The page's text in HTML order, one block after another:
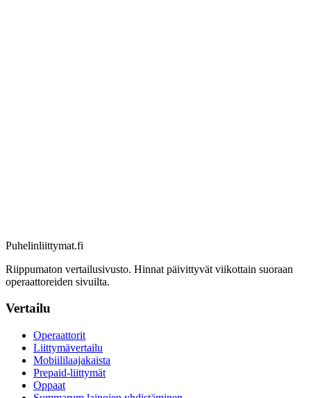
Puhelinliittymat.fi
Riippumaton vertailusivusto. Hinnat päivittyvät viikottain suoraan
operaattoreiden sivuilta.
Vertailu
Operaattorit
Liittymävertailu
Mobiililaajakaista
Prepaid-liittymät
Oppaat